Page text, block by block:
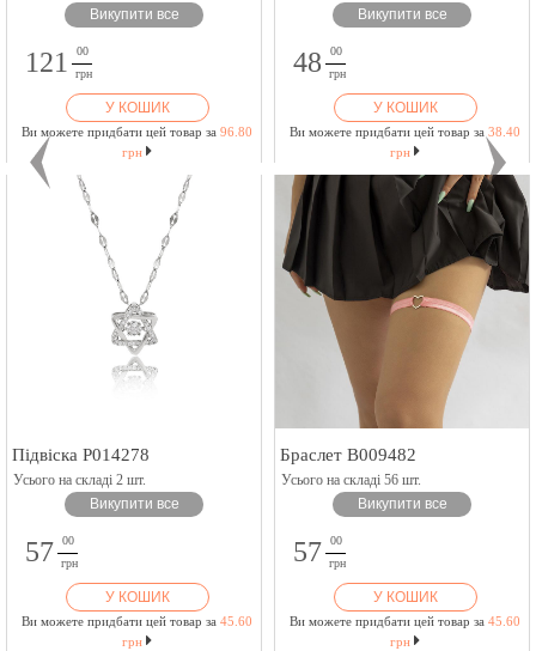
Викупити все
121
00
грн
У КОШИК
Ви можете придбати цей товар за 96.80
грн
Викупити все
48
00
грн
У КОШИК
Ви можете придбати цей товар за 38.40
грн
Підвіска P014278
Усього на складі 2 шт.
Викупити все
57
00
грн
У КОШИК
Ви можете придбати цей товар за 45.60
грн
Браслет B009482
Усього на складі 56 шт.
Викупити все
57
00
грн
У КОШИК
Ви можете придбати цей товар за 45.60
грн